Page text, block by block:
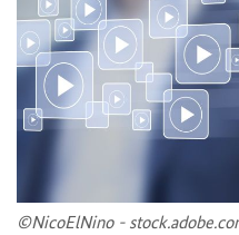
©Ni­co­ElNi­no -